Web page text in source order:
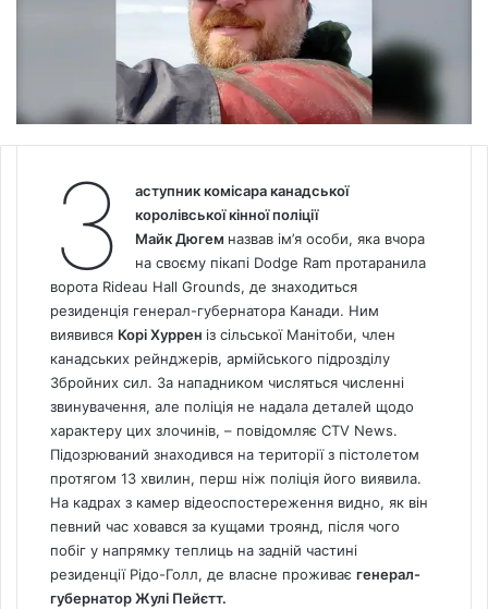
З
аступник комісара канадської
королівської кінної поліції
Майк Дюгем назвав ім’я особи, яка вчора
на своєму пікапі Dodge Ram протаранила
ворота Rideau Hall Grounds, де знаходиться
резиденція генерал-губернатора Канади. Ним
виявився Корі Хуррен із сільської Манітоби, член
канадських рейнджерів, армійського підрозділу
Збройних сил. За нападником числяться численні
звинувачення, але поліція не надала деталей щодо
характеру цих злочинів, – повідомляє CTV News.
Підозрюваний знаходився на території з пістолетом
протягом 13 хвилин, перш ніж поліція його виявила.
На кадрах з камер відеоспостереження видно, як він
певний час ховався за кущами троянд, після чого
побіг у напрямку теплиць на задній частині
резиденції Рідо-Голл, де власне проживає генерал-
губернатор Жулі Пейєтт.